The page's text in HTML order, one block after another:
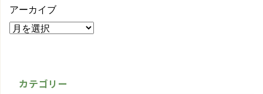
アーカイブ
カテゴリー